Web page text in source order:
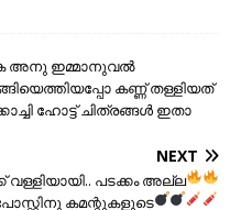
അനു ഇമ്മാനുവൽ
കണ്ണ് തള്ളിയത്
ഹോട്ട് ചിത്രങ്ങള്‍ ഇതാ
NEXT
വള്ളിയായി.. പടക്കം അല്ല
കമന്റുകളുടെ